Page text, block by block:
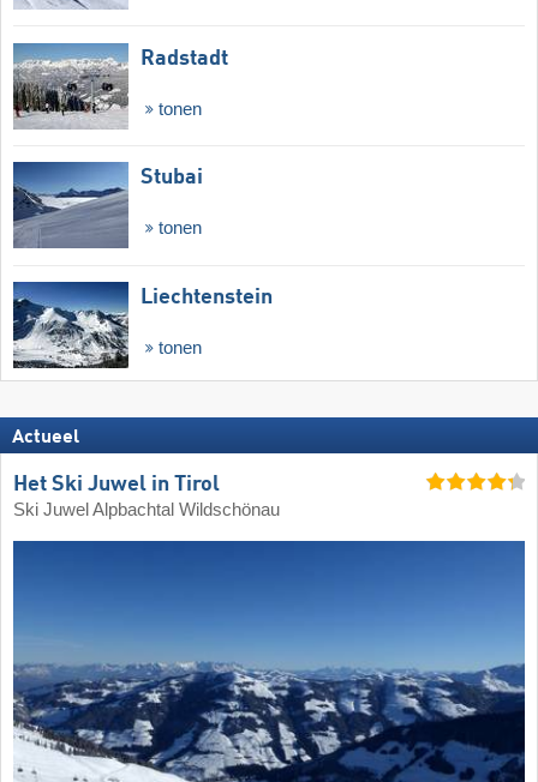
Radstadt
tonen
Stubai
tonen
Liechtenstein
tonen
Actueel
Het Ski Juwel in Tirol
Ski Juwel Alpbachtal Wildschönau